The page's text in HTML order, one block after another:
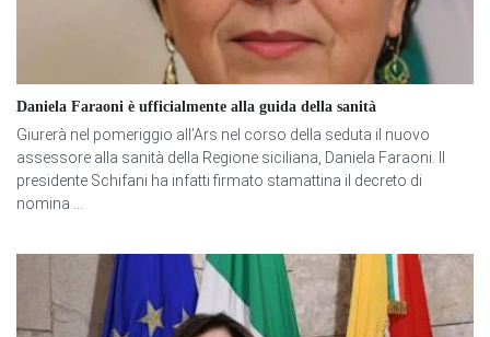
Daniela Faraoni è ufficialmente alla guida della sanità
Giurerà nel pomeriggio all’Ars nel corso della seduta il nuovo
assessore alla sanità della Regione siciliana, Daniela Faraoni. Il
presidente Schifani ha infatti firmato stamattina il decreto di
nomina ...